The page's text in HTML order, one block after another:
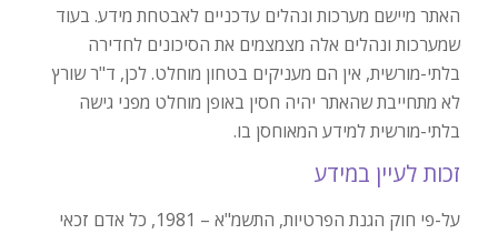
האתר מיישם מערכות ונהלים עדכניים לאבטחת מידע. בעוד
שמערכות ונהלים אלה מצמצמים את הסיכונים לחדירה
בלתי-מורשית, אין הם מעניקים בטחון מוחלט. לכן, ד"ר שורץ
לא מתחייבת שהאתר יהיה חסין באופן מוחלט מפני גישה
בלתי-מורשית למידע המאוחסן בו.
זכות לעיין במידע
על-פי חוק הגנת הפרטיות, התשמ"א – 1981, כל אדם זכאי